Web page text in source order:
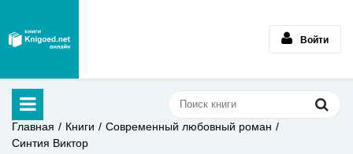
Войти
Главная Книги
Современный любовный роман
Синтия Виктор